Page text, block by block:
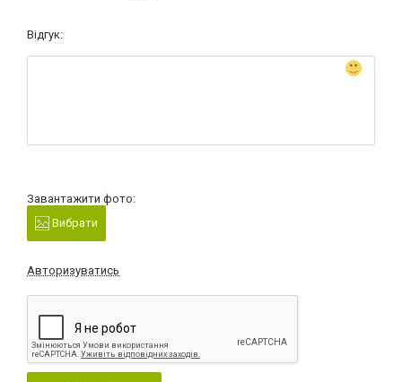
Відгук:
Завантажити фото:
Вибрати
Авторизуватись